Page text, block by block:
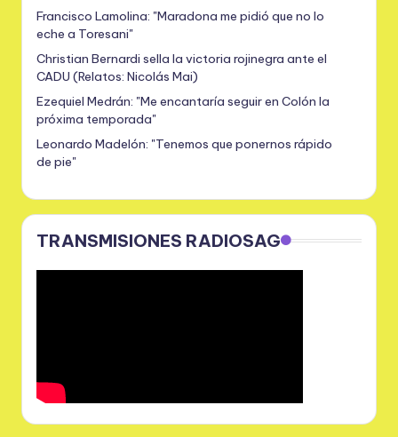
Francisco Lamolina: "Maradona me pidió que no lo
eche a Toresani"
Christian Bernardi sella la victoria rojinegra ante el
CADU (Relatos: Nicolás Mai)
Ezequiel Medrán: "Me encantaría seguir en Colón la
próxima temporada"
Leonardo Madelón: "Tenemos que ponernos rápido
de pie"
TRANSMISIONES RADIOSAG